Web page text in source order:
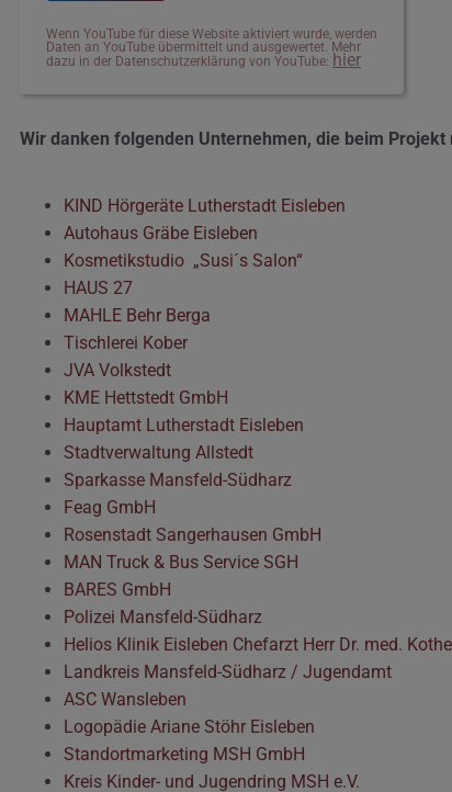
Wenn YouTube für diese Website aktiviert wurde, werden
Daten an YouTube übermittelt und ausgewertet. Mehr
dazu in der Datenschutzerklärung von YouTube: hier
Wir danken folgenden Unternehmen, die beim
KIND Hörgeräte Lutherstadt Eisleben
Autohaus Gräbe Eisleben
Kosmetikstudio „Susi´s Salon“
HAUS 27
MAHLE Behr Berga
Tischlerei Kober
JVA Volkstedt
KME Hettstedt GmbH
Hauptamt Lutherstadt Eisleben
Stadtverwaltung Allstedt
Sparkasse Mansfeld-Südharz
Feag GmbH
Rosenstadt Sangerhausen GmbH
MAN Truck & Bus Service SGH
BARES GmbH
Polizei Mansfeld-Südharz
Helios Klinik Eisleben Chefarzt Herr Dr. med. Kothe
Landkreis Mansfeld-Südharz / Jugendamt
ASC Wansleben
Logopädie Ariane Stöhr Eisleben
Standortmarketing MSH GmbH
Kreis Kinder- und Jugendring MSH e.V.